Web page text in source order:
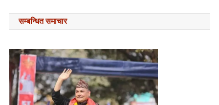
navigation
सम्बन्धित समाचार